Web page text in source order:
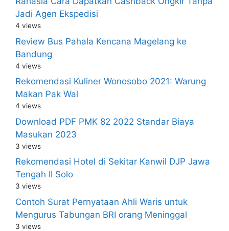
Jadi Agen Ekspedisi
4 views
Review Bus Pahala Kencana Magelang ke
Bandung
4 views
Rekomendasi Kuliner Wonosobo 2021: Warung
Makan Pak Wal
4 views
Download PDF PMK 82 2022 Standar Biaya
Masukan 2023
3 views
Rekomendasi Hotel di Sekitar Kanwil DJP Jawa
Tengah II Solo
3 views
Contoh Surat Pernyataan Ahli Waris untuk
Mengurus Tabungan BRI orang Meninggal
3 views